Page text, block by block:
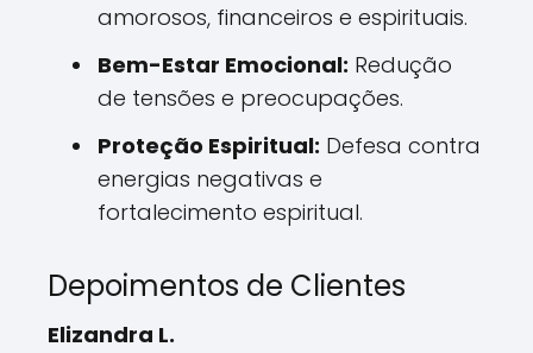
amorosos, financeiros e espirituais.
Bem-Estar Emocional: Redução
de tensões e preocupações.
Proteção Espiritual: Defesa contra
energias negativas e
fortalecimento espiritual.
Depoimentos de Clientes
Elizandra L.